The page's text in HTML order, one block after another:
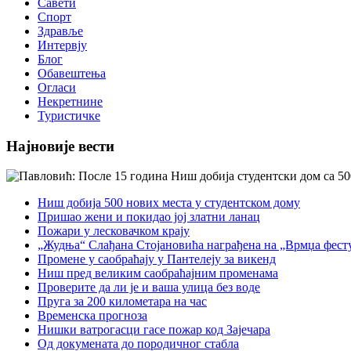
Спорт
Здравље
Интервју
Блог
Обавештења
Огласи
Некретнине
Туристичке
Најновије вести
Ниш добија 500 нових места у студентском дому
Пришао жени и покидао јој златни ланац
Пожари у лесковачком крају
„Жудња“ Слађана Стојановића награђена на „Врмџа
Промене у саобраћају у Пантелеју за викенд
Ниш пред великим саобраћајним променама
Проверите да ли је и ваша улица без воде
Пруга за 200 километара на час
Временска прогноза
Нишки ватрогасци гасе пожар код Зајечара
Од докумената до породичног стабла